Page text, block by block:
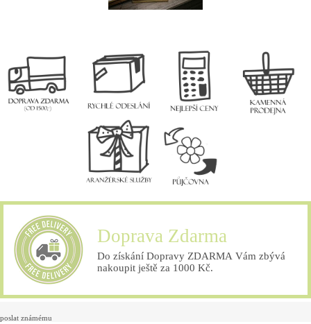
Doprava Zdarma
Do získání Dopravy ZDARMA Vám zbývá
nakoupit ještě za 1000 Kč.
poslat známému